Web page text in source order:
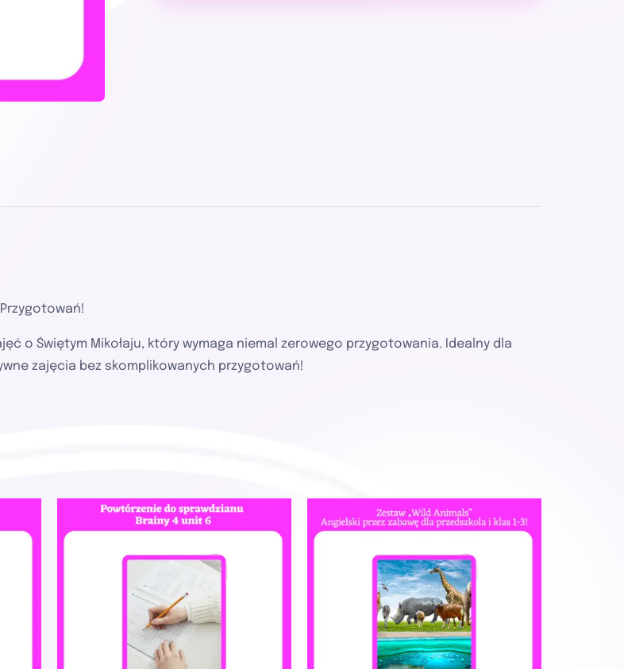
o Świętym Mikołaju, który wymaga niemal zerowego przygotowania. Idealny dla
zajęcia bez skomplikowanych przygotowań!